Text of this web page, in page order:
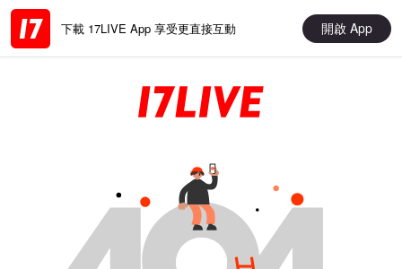
下載 17LIVE App 享受更直接互動 開啟 App